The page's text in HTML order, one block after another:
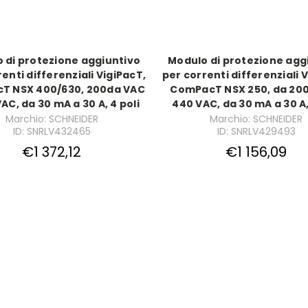
di protezione aggiuntivo
differenziali VigiPacT,
NSX 400/630, 200da VAC
da 30 mA a 30 A, 4 poli
Marchio: SCHNEIDER
ID: SNRLV432465
€1 372,12
Modulo di protezione
per correnti differenziali
ComPacT NSX 250, da
440 VAC, da 30 mA a 30
Marchio: SCHNEIDER
ID: SNRLV429493
€1 156,09